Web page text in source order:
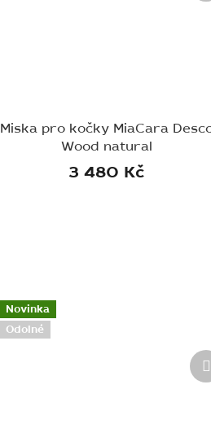
Novinka
Odolné
Miska pro kočky MiaCara
Wood natural
3 480 Kč